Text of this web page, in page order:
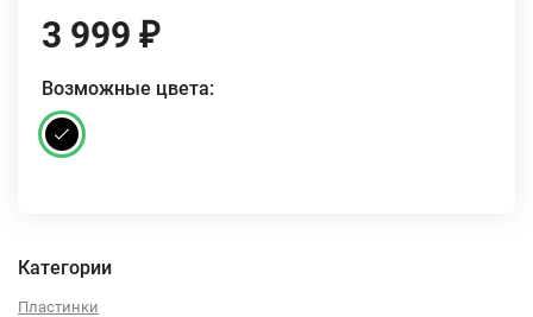
3 999 ₽
Возможные цвета:
Категории
Пластинки